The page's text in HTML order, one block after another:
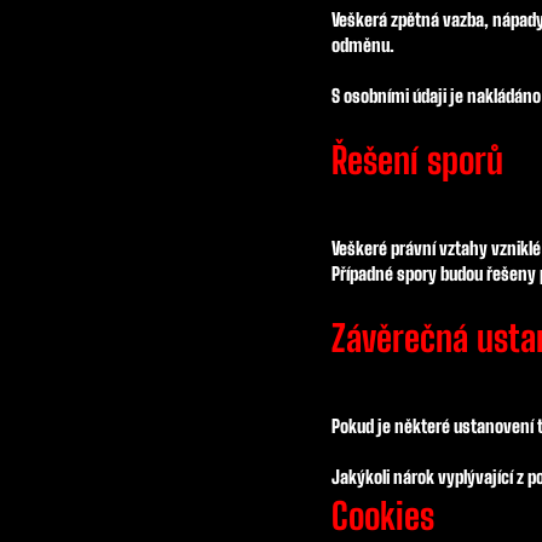
Veškerá zpětná vazba,
odměnu.
S osobními údaji je
Řešení sporů
Veškeré právní vztahy
Případné spory budou
Závěrečná
Pokud je některé
Jakýkoli nárok vyplývající z
Cookies